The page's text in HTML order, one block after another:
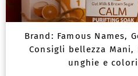
Brand: Famous Names,
Consigli bellezza Mani,
unghie e